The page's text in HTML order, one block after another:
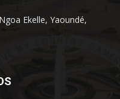
Ekelle, Yaoundé,